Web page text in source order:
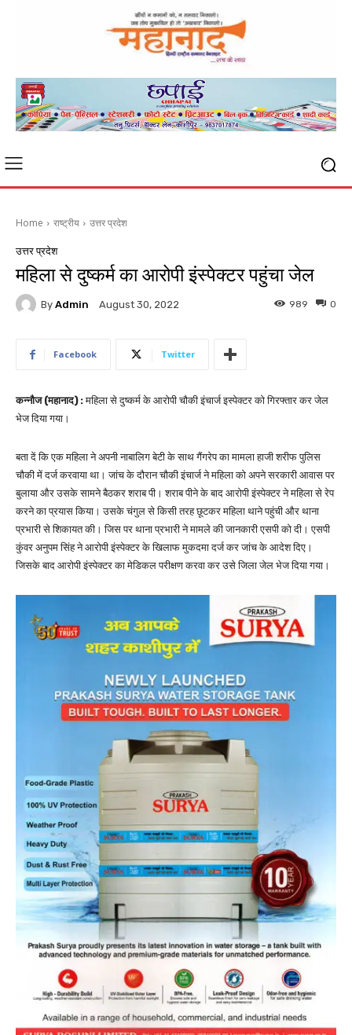
Home राष्ट्रीय उत्तर प्रदेश
उत्तर प्रदेश
महिला से दुष्कर्म का आरोपी इंस्पेक्टर पहुंचा जेल
By Admin August 30, 2022 0
989
Facebook Twitter
कन्नौज (महानाद) :महिला से दुष्कर्म के आरोपी चौकी इंचार्ज इस्पेक्टर को गिरफ्तार कर जेल
भेज दिया गया।
बता दें कि एक महिला ने अपनी नाबालिग बेटी के साथ गैंगरेप का मामला हाजी शरीफ पुलिस
चौकी में दर्ज करवाया था। जांच के दौरान चौकी इंचार्ज ने महिला को अपने सरकारी आवास पर
बुलाया और उसके सामने बैठकर शराब पी। शराब पीने के बाद आरोपी इंस्पेक्टर ने महिला से रेप
करने का प्रयास किया। उसके चंगुल से किसी तरह छूटकर महिला थाने पहुंची और थाना
प्रभारी से शिकायत की। जिस पर थाना प्रभारी ने मामले की जानकारी एसपी को दी। एसपी
कुंवर अनुपम सिंह ने आरोपी इंस्पेक्टर के खिलाफ मुकदमा दर्ज कर जांच के आदेश दिए।
जिसके बाद आरोपी इंस्पेक्टर का मेडिकल परीक्षण करवा कर उसे जिला जेल भेज दिया गया।